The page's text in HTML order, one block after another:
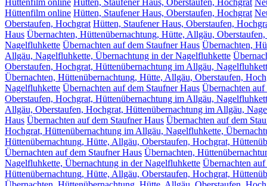
Hüttenfilm online Hütten, Staufener Haus, Oberstaufen, Hochgrat
Hüttenfilm online Hütten, Staufener Haus, Oberstaufen, Hochgrat
Oberstaufen, Hochgrat Hütten, Staufener Haus, Oberstaufen,
Haus Übernachten, Hüttenübernachtung, Hütte, Allgäu,
Nagelfluhkette Übernachten auf dem Staufner Haus Übernachten,
Allgäu, Nagelfluhkette, Übernachtung in der Nagelfluhkette
Oberstaufen, Hochgrat, Hüttenübernachtung im Allgäu,
Übernachten, Hüttenübernachtung, Hütte, Allgäu, Oberstaufen,
Nagelfluhkette Übernachten auf dem Staufner Haus Übernachten
Oberstaufen, Hochgrat, Hüttenübernachtung im Allgäu,
Allgäu, Oberstaufen, Hochgrat, Hüttenübernachtung im Allgäu,
Haus Übernachten auf dem Staufner Haus Übernachten auf dem
Hochgrat, Hüttenübernachtung im Allgäu, Nagelfluhkette,
Hüttenübernachtung, Hütte, Allgäu, Oberstaufen, Hochgrat,
Übernachten auf dem Staufner Haus Übernachten,
Nagelfluhkette, Übernachtung in der Nagelfluhkette Übernachten
Hüttenübernachtung, Hütte, Allgäu, Oberstaufen, Hochgrat,